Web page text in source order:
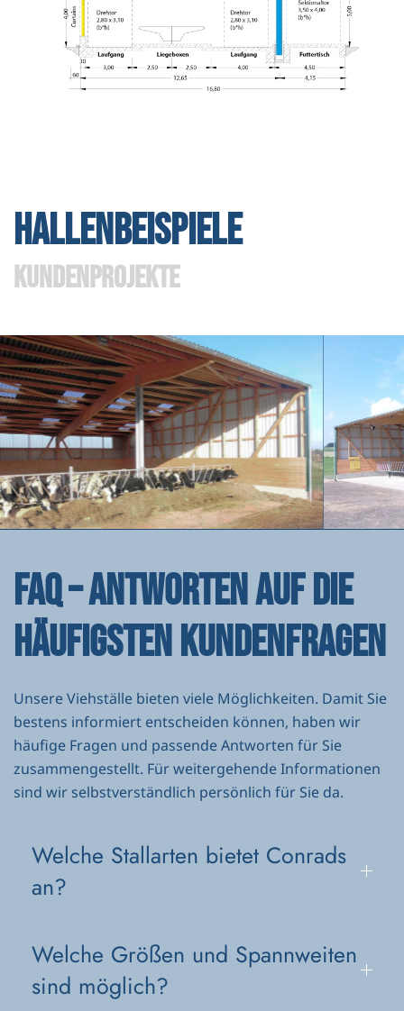
HALLENBEISPIELE
KUNDENPROJEKTE
FAQ – ANTWORTEN AUF DIE
HÄUFIGSTEN KUNDENFRAGEN
Unsere Viehställe bieten viele Möglichkeiten. Damit Sie
bestens informiert entscheiden können, haben wir
häufige Fragen und passende Antworten für Sie
zusammengestellt. Für weitergehende Informationen
sind wir selbstverständlich persönlich für Sie da.
Welche Stallarten bietet Conrads
an?
Welche Größen und Spannweiten
sind möglich?